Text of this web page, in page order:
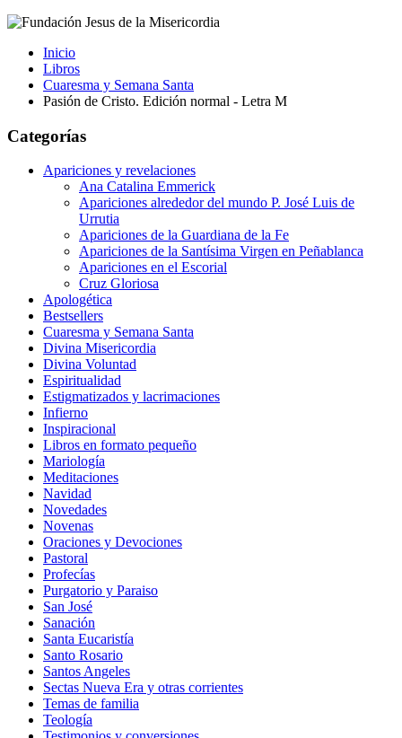
Inicio
Libros
Cuaresma y Semana Santa
Pasión de Cristo. Edición normal - Letra M
Categorías
Apariciones y revelaciones
Ana Catalina Emmerick
Apariciones alrededor del mundo P. José Luis de
Urrutia
Apariciones de la Guardiana de la Fe
Apariciones de la Santísima Virgen en Peñablanca
Apariciones en el Escorial
Cruz Gloriosa
Apologética
Bestsellers
Cuaresma y Semana Santa
Divina Misericordia
Divina Voluntad
Espiritualidad
Estigmatizados y lacrimaciones
Infierno
Inspiracional
Libros en formato pequeño
Mariología
Meditaciones
Navidad
Novedades
Novenas
Oraciones y Devociones
Pastoral
Profecías
Purgatorio y Paraiso
San José
Sanación
Santa Eucaristía
Santo Rosario
Santos Angeles
Sectas Nueva Era y otras corrientes
Temas de familia
Teología